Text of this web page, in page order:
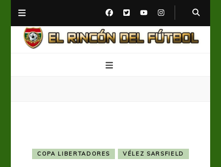
COPA LIBERTADORES VÉLEZ SARSFIELD